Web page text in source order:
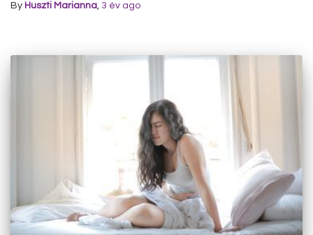
By Huszti Marianna, 3 év ago